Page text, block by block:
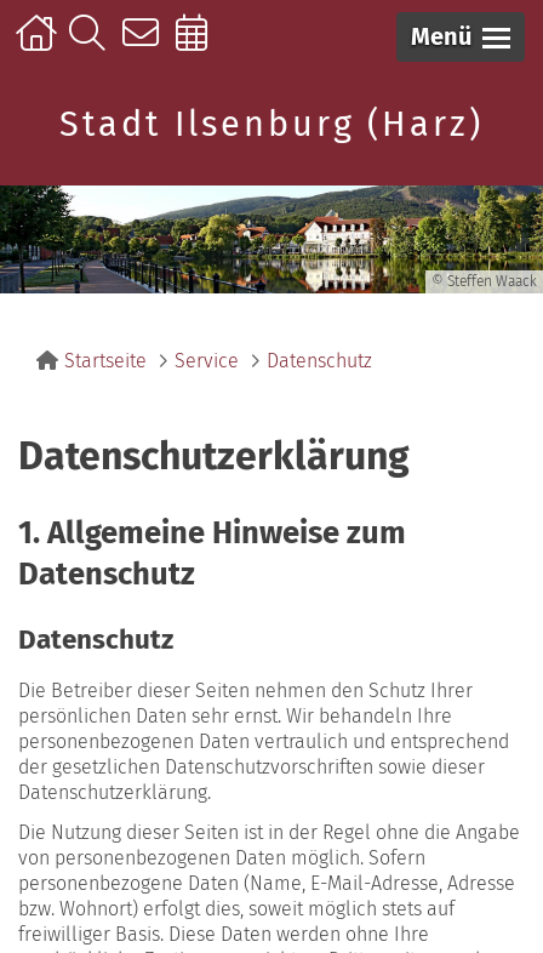
Menü
Stadt Ilsenburg (Harz)
© Steffen Waack
Startseite Service Datenschutz
Datenschutzerklärung
1. Allgemeine Hinweise zum
Datenschutz
Datenschutz
Die Betreiber dieser Seiten nehmen den Schutz Ihrer
persönlichen Daten sehr ernst. Wir behandeln Ihre
personenbezogenen Daten vertraulich und entsprechend
der gesetzlichen Datenschutzvorschriften sowie dieser
Datenschutzerklärung.
Die Nutzung dieser Seiten ist in der Regel ohne die Angabe
von personenbezogenen Daten möglich. Sofern
personenbezogene Daten (Name, E-Mail-Adresse, Adresse
bzw. Wohnort) erfolgt dies, soweit möglich stets auf
freiwilliger Basis. Diese Daten werden ohne Ihre